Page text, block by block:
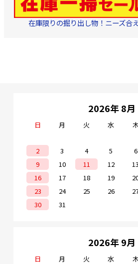
ーブル かんたん設定ガイ
となります
在庫限りの掘り出し物！ニーズ合
2026年 8月
日 月 火 水
2
3 4 5 6
9
10 11 12 13
16
17 18 19
23
24 25 26
30
31
2026年 9月
日 月 火 水